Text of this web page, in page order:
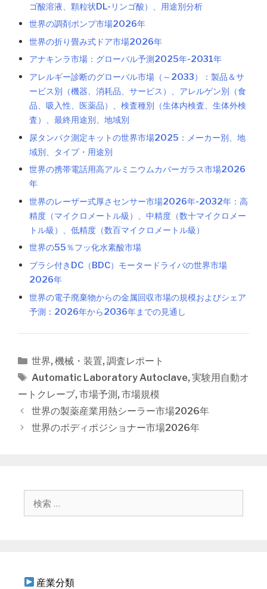
ゴ酸溶液、顆粒状DL-リンゴ酸）、用途別分析
世界の調剤ポンプ市場2026年
世界の折り畳み式ドア市場2026年
アナキンラ市場：グローバル予測2025年-2031年
アレルギー診断のグローバル市場（～2033）：製品＆サ
ービス別（機器、消耗品、サービス）、アレルゲン別（食
品、吸入性、医薬品）、検査種別（生体内検査、生体外検
査）、最終用途別、地域別
尿タンパク測定キットの世界市場2025：メーカー別、地
域別、タイプ・用途別
世界の携帯電話用高アルミニウムカバーガラス市場2026
年
世界のレーザー式厚さセンサー市場2026年-2032年：高
精度（マイクロメートル級）、中精度（数十マイクロメー
トル級）、低精度（数百マイクロメートル級）
世界の55％フッ化水素酸市場
ブラシ付きDC（BDC）モータードライバの世界市場
2026年
世界の電子廃棄物からの金属回収市場の規模およびシェア
予測：2026年から2036年までの見通し
カ
テ
ゴ
リ
ー
世界, 機械・装置, 調査レポート
タ
グ
Automatic Laboratory Autoclave, 実験用自動オ
ートクレーブ, 市場予測 , 市場規模
投
稿
世界の製薬産業用熱シーラー市場2026年
世界のボディポジショナー市場2026年
産業分類